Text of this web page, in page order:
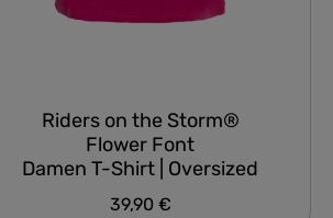
Riders on the Storm®
Flower Font
Damen T-Shirt | Oversized
Regulärer Preis:
39,90 €